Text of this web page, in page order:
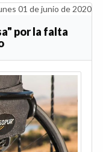
01 de junio de 2020
por la falta